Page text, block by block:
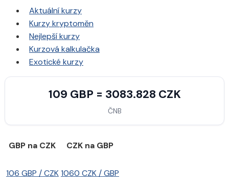
Aktuální kurzy
Kurzy kryptoměn
Nejlepší kurzy
Kurzová kalkulačka
Exotické kurzy
109 GBP = 3083.828 CZK
ČNB
GBP na CZK CZK na GBP
106 GBP / CZK1060 CZK / GBP